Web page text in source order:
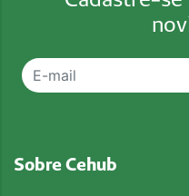
Sobre Cehub